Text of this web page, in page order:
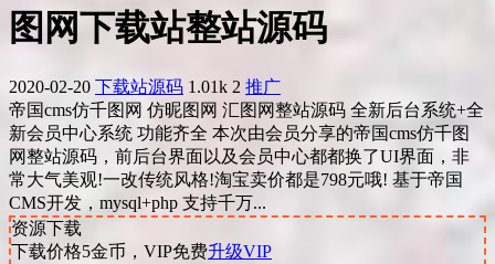
图网下载站整站源码
2020-02-20 下载站源码 1.01k 2 推广
帝国cms仿千图网 仿昵图网 汇图网整站源码 全新后台系统+全
新会员中心系统 功能齐全 本次由会员分享的帝国cms仿千图
网整站源码，前后台界面以及会员中心都都换了UI界面，非
常大气美观!一改传统风格!淘宝卖价都是798元哦! 基于帝国
CMS开发，mysql+php 支持千万...
资源下载
下载价格5金币，VIP免费升级VIP